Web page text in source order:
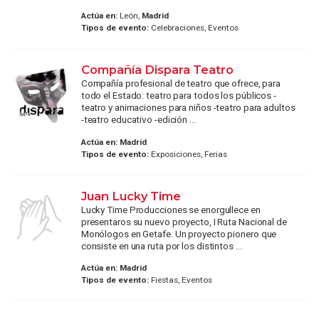
Actúa en:León, Madrid
Tipos de evento:Celebraciones, Eventos
Compañía Dispara Teatro
Compañía profesional de teatro que ofrece, para
todo el Estado: teatro para todos los públicos -
teatro y animaciones para niños -teatro para adultos
-teatro educativo -edición ...
Actúa en: Madrid
Tipos de evento:Exposiciones, Ferias
Juan Lucky Time
Lucky Time Producciones se enorgullece en
presentaros su nuevo proyecto, I Ruta Nacional de
Monólogos en Getafe. Un proyecto pionero que
consiste en una ruta por los distintos ...
Actúa en: Madrid
Tipos de evento:Fiestas, Eventos